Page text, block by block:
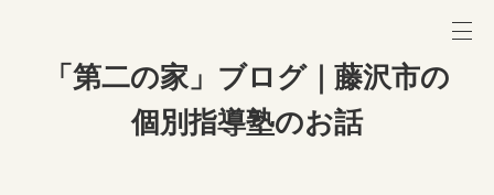
「第二の家」ブログ｜藤沢市の
個別指導塾のお話